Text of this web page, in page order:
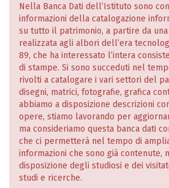
Nella Banca Dati dell’Istituto sono
informazioni della catalogazione
su tutto il patrimonio, a partire da una
realizzata agli albori dell’era
89, che ha interessato l’intera
di stampe. Si sono succeduti nel
rivolti a catalogare i vari settori del
disegni, matrici, fotografie, grafica
abbiamo a disposizione descrizioni
opere, stiamo lavorando per
ma consideriamo questa banca dati
che ci permetterà nel tempo di
informazioni che sono già contenute,
disposizione degli studiosi e dei
studi e ricerche.